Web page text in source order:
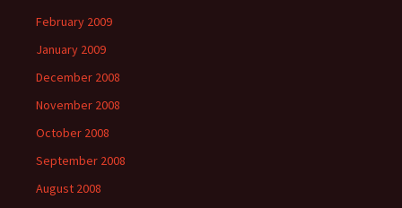
February 2009
January 2009
December 2008
November 2008
October 2008
September 2008
August 2008